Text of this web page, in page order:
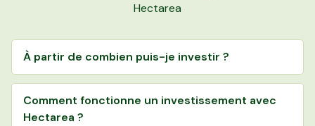
Hectarea
À partir de combien puis-je investir ?
Comment fonctionne un investissement avec
Hectarea ?